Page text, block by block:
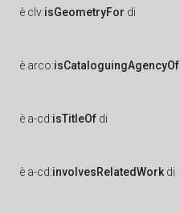
è clv:isGeometryFor di
è arco:isCataloguingAgencyOf
è a-cd:isTitleOf di
è a-cd:involvesRelatedWork di